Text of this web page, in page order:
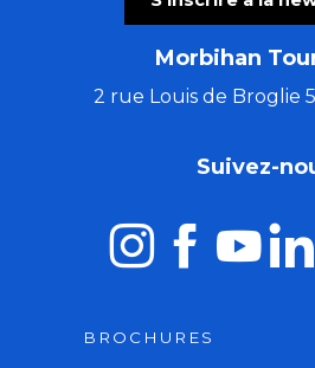
Morbihan
2 rue Louis de Broglie
Suivez-
BROCHURES